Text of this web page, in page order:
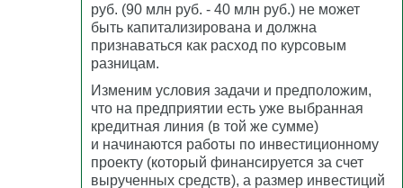
руб. (90 млн руб. - 40 млн руб.) не может
быть капитализирована и должна
признаваться как расход по курсовым
разницам.
Изменим условия задачи и предположим,
что на предприятии есть уже выбранная
кредитная линия (в той же сумме)
и начинаются работы по инвестиционному
проекту (который финансируется за счет
вырученных средств), а размер инвестиций